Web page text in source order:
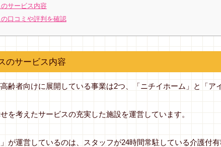
サービス内容
口コミや評判を確認
のサービス内容
齢者向けに展開している事業は2つ、「ニチイホーム」と「ア
を考えたサービスの充実した施設を運営しています。
が運営しているのは、スタッフが24時間常駐している介護付有